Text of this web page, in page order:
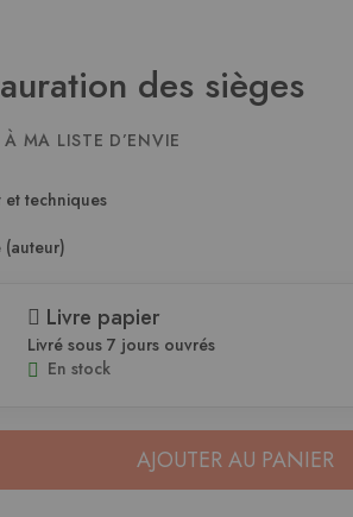
des sièges
À MA LISTE D’ENVIE
techniques
(auteur)
Livre papier
Livré sous 7 jours ouvrés
En stock
AJOUTER AU PANIER